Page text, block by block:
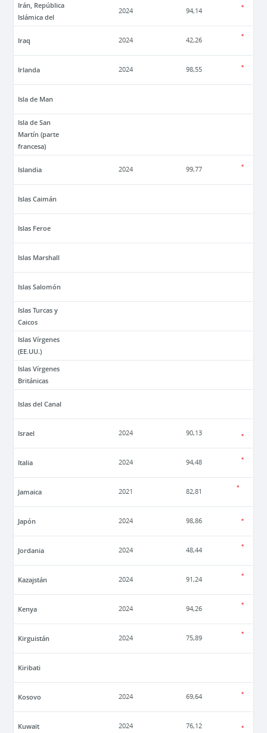
Irán, República
Islámica del
2024 94,14
Iraq 2024 42,26
Irlanda 2024 98,55
Isla de Man
Isla de San
Martín (parte
francesa)
Islandia 2024 99,77
Islas Caimán
Islas Feroe
Islas Marshall
Islas Salomón
Islas Turcas y
Caicos
Islas Vírgenes
(EE.UU.)
Islas Vírgenes
Británicas
Islas del Canal
Israel 2024 90,13
Italia 2024 94,48
Jamaica 2021 82,81
Japón 2024 98,86
Jordania 2024 48,44
Kazajstán 2024 91,24
Kenya 2024 94,26
Kirguistán 2024 75,89
Kiribati
Kosovo 2024 69,64
Kuwait 2024 76,12